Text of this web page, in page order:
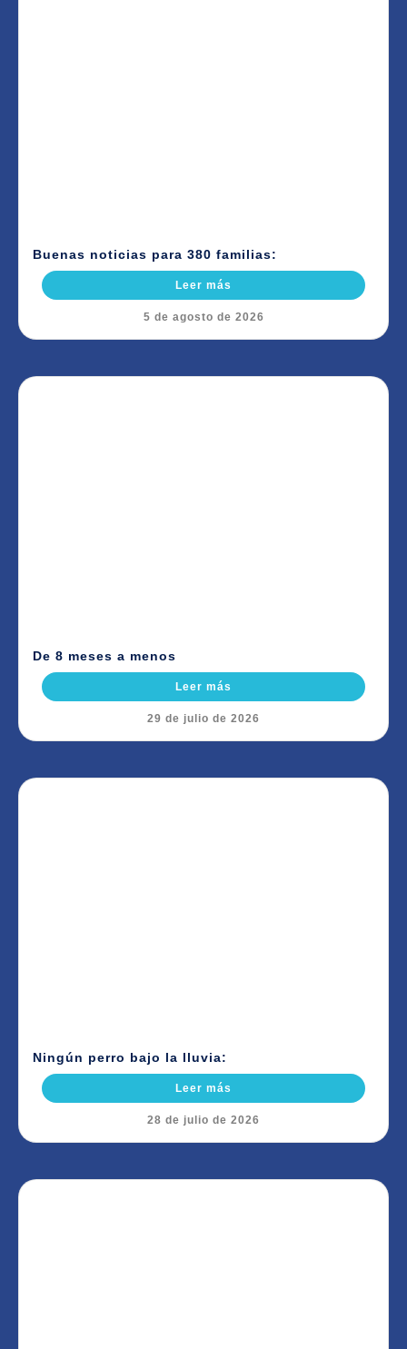
Buenas noticias para 380 familias:
Leer más
5 de agosto de 2026
De 8 meses a menos
Leer más
29 de julio de 2026
Ningún perro bajo la lluvia:
Leer más
28 de julio de 2026